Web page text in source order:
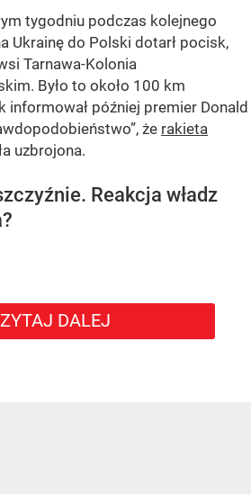
tygodniu podczas kolejnego
Ukrainę do Polski dotarł pocisk,
Tarnawa-Kolonia
Było to około 100 km
informował później premier Donald
, że rakieta
uzbrojona.
Reakcja władz
DALEJ